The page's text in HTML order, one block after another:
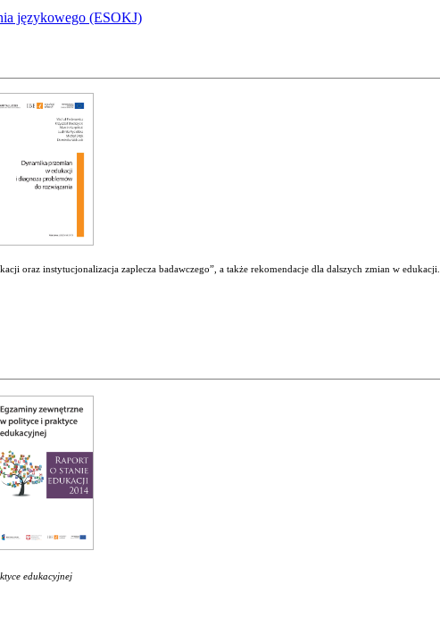
językowego (ESOKJ)
oraz instytucjonalizacja zaplecza badawczego”, a także rekomendacje dla dalszych zmian w edukacji.
edukacyjnej